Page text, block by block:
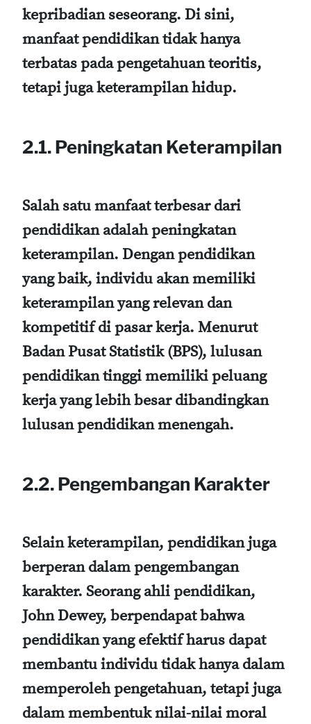
kepribadian seseorang. Di sini,
manfaat pendidikan tidak hanya
terbatas pada pengetahuan teoritis,
tetapi juga keterampilan hidup.
2.1. Peningkatan Keterampilan
Salah satu manfaat terbesar dari
pendidikan adalah peningkatan
keterampilan. Dengan pendidikan
yang baik, individu akan memiliki
keterampilan yang relevan dan
kompetitif di pasar kerja. Menurut
Badan Pusat Statistik (BPS), lulusan
pendidikan tinggi memiliki peluang
kerja yang lebih besar dibandingkan
lulusan pendidikan menengah.
2.2. Pengembangan Karakter
Selain keterampilan, pendidikan juga
berperan dalam pengembangan
karakter. Seorang ahli pendidikan,
John Dewey, berpendapat bahwa
pendidikan yang efektif harus dapat
membantu individu tidak hanya dalam
memperoleh pengetahuan, tetapi juga
dalam membentuk nilai-nilai moral